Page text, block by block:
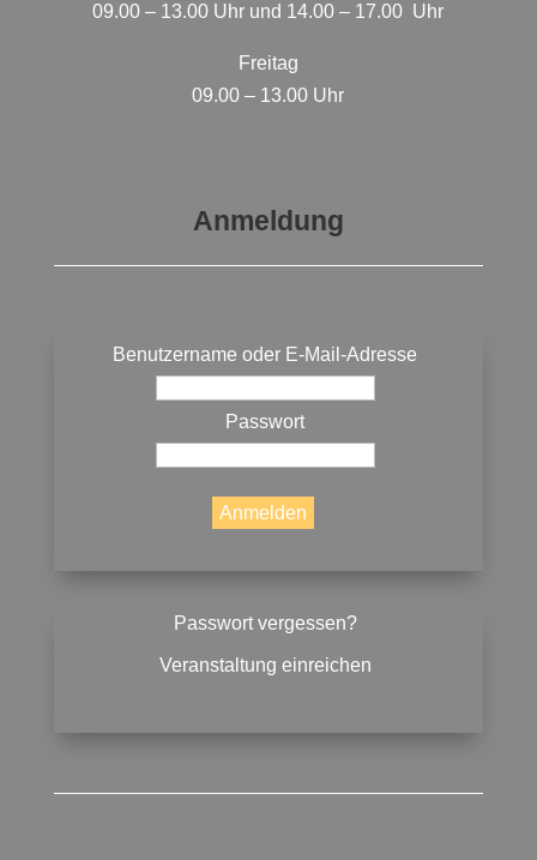
09.00 – 13.00 Uhr und 14.00 – 17.00 Uhr
Freitag
09.00 – 13.00 Uhr
Anmeldung
Benutzername oder E-Mail-Adresse
Passwort
Passwort vergessen?
Veranstaltung einreichen